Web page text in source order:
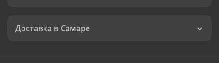
Доставка в Самаре